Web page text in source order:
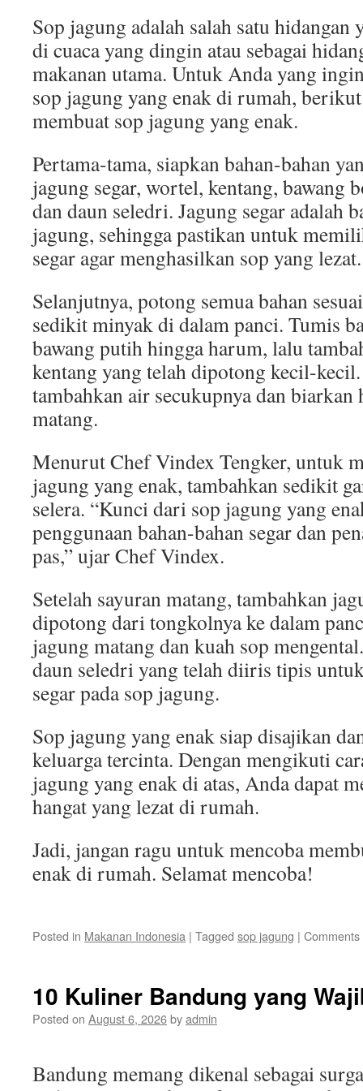
Sop jagung adalah salah satu
di cuaca yang dingin atau sebagai
makanan utama. Untuk Anda yang
sop jagung yang enak di rumah,
membuat sop jagung yang enak.
Pertama-tama, siapkan bahan-bahan
jagung segar, wortel, kentang, bawang
dan daun seledri. Jagung segar adalah
jagung, sehingga pastikan untuk
segar agar menghasilkan sop yang lezat.
Selanjutnya, potong semua bahan
sedikit minyak di dalam panci. Tumis
bawang putih hingga harum, lalu
kentang yang telah dipotong kecil-
tambahkan air secukupnya dan biarkan
matang.
Menurut Chef Vindex Tengker, untuk
jagung yang enak, tambahkan sedikit
selera. “Kunci dari sop jagung yang
penggunaan bahan-bahan segar dan
pas,” ujar Chef Vindex.
Setelah sayuran matang, tambahkan
dipotong dari tongkolnya ke dalam
jagung matang dan kuah sop
daun seledri yang telah diiris tipis
segar pada sop jagung.
Sop jagung yang enak siap disajikan
keluarga tercinta. Dengan mengikuti
jagung yang enak di atas, Anda dapat
hangat yang lezat di rumah.
Jadi, jangan ragu untuk mencoba
enak di rumah. Selamat mencoba!
Posted in Makanan Indonesia | Tagged sop jagung | Comments
10 Kuliner Bandung yang
Posted on August 6, 2026byadmin
Bandung memang dikenal sebagai